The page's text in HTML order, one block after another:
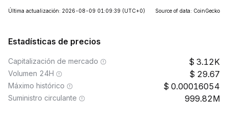
Última actualización: 2026-08-09 01:09:39 (UTC+0) Source of data: CoinGecko
Estadísticas de precios
Capitalización de mercado 3.12K
Volumen 24H 29.67
Máximo histórico 0.00016054
Suministro circulante 999.82M